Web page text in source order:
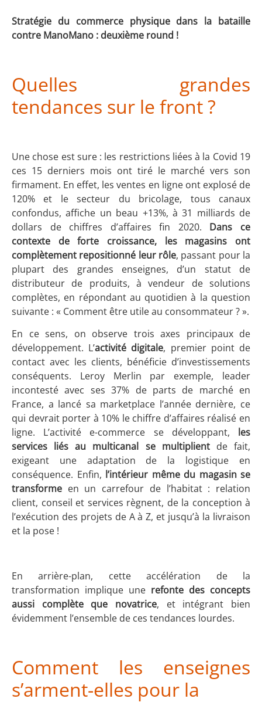
Stratégie du commerce physique dans la bataille
contre ManoMano : deuxième round !
Quelles grandes
tendances sur le front ?
Une chose est sure : les restrictions liées à la Covid 19
ces 15 derniers mois ont tiré le marché vers son
firmament. En effet, les ventes en ligne ont explosé de
120% et le secteur du bricolage, tous canaux
confondus, affiche un beau +13%, à 31 milliards de
dollars de chiffres d’affaires fin 2020. Dans ce
contexte de forte croissance, les magasins ont
complètement repositionné leur rôle, passant pour la
plupart des grandes enseignes, d’un statut de
distributeur de produits, à vendeur de solutions
complètes, en répondant au quotidien à la question
suivante : « Comment être utile au consommateur ? ».
En ce sens, on observe trois axes principaux de
développement. L’activité digitale, premier point de
contact avec les clients, bénéficie d’investissements
conséquents. Leroy Merlin par exemple, leader
incontesté avec ses 37% de parts de marché en
France, a lancé sa marketplace l’année dernière, ce
qui devrait porter à 10% le chiffre d’affaires réalisé en
ligne. L’activité e-commerce se développant, les
services liés au multicanal se multiplientde fait,
exigeant une adaptation de la logistique en
conséquence. Enfin, l’intérieur même du magasin se
transforme en un carrefour de l’habitat : relation
client, conseil et services règnent, de la conception à
l’exécution des projets de A à Z, et jusqu’à la livraison
et la pose !
En arrière-plan, cette accélération de la
transformation implique une refonte des concepts
aussi complète que novatrice, et intégrant bien
évidemment l’ensemble de ces tendances lourdes.
Comment les enseignes
s’arment-elles pour la